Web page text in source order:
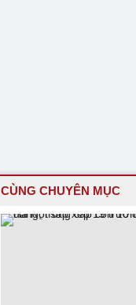
CÙNG CHUYÊN MỤC